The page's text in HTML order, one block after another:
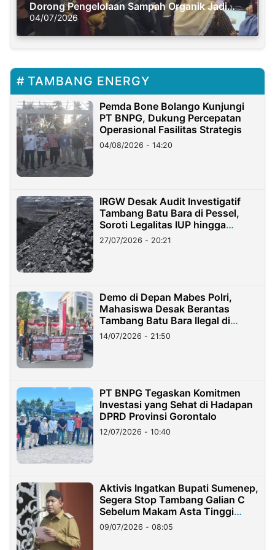
Dorong Pengelolaan Sampah Organik Jadi
Solusi Krisis Iklim
04/07/2026
TAMBANG ENERGY
Pemda Bone Bolango Kunjungi
PT BNPG, Dukung Percepatan
Operasional Fasilitas Strategis
04/08/2026 - 14:20
IRGW Desak Audit Investigatif
Tambang Batu Bara di Pessel,
Soroti Legalitas IUP hingga
Stockpile
27/07/2026 - 20:21
Demo di Depan Mabes Polri,
Mahasiswa Desak Berantas
Tambang Batu Bara Ilegal di
Lampung
14/07/2026 - 21:50
PT BNPG Tegaskan Komitmen
Investasi yang Sehat di Hadapan
DPRD Provinsi Gorontalo
12/07/2026 - 10:40
Aktivis Ingatkan Bupati Sumenep,
Segera Stop Tambang Galian C
Sebelum Makam Asta Tinggi
Longsor
09/07/2026 - 08:05